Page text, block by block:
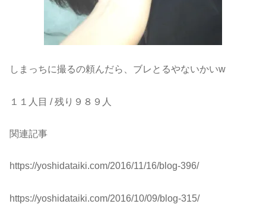
しまっちに撮るの頼んだら、ブレとるやないかいw
１１人目 / 残り９８９人
関連記事
https://yoshidataiki.com/2016/11/16/blog-396/
https://yoshidataiki.com/2016/10/09/blog-315/